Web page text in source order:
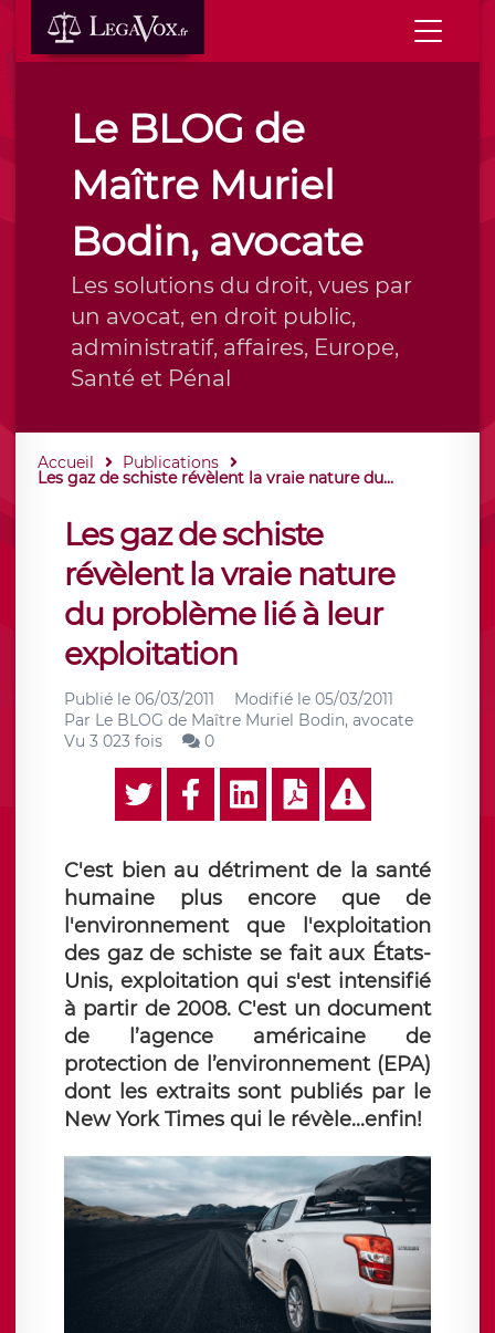
Le BLOG de
Maître Muriel
Bodin, avocate
Les solutions du droit, vues par
un avocat, en droit public,
administratif, affaires, Europe,
Santé et Pénal
Accueil Publications
Les gaz de schiste révèlent la vraie nature du...
Les gaz de schiste
révèlent la vraie nature
du problème lié à leur
exploitation
Publié le 06/03/2011 Modifié le 05/03/2011
Par Le BLOG de Maître Muriel Bodin, avocate
Vu 3 023 fois
0
C'est bien au détriment de la santé
humaine plus encore que de
l'environnement que l'exploitation
des gaz de schiste se fait aux États-
Unis, exploitation qui s'est intensifié
à partir de 2008. C'est un document
de l’agence américaine de
protection de l’environnement (EPA)
dont les extraits sont publiés par le
New York Times qui le révèle...enfin!